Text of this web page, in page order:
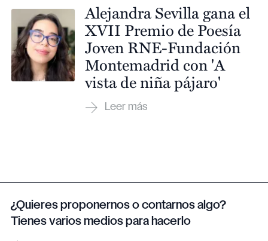
Alejandra Sevilla gana el
XVII Premio de Poesía
Joven RNE-Fundación
Montemadrid con 'A
vista de niña pájaro'
¿Quieres proponernos o contarnos algo?
Tienes varios medios para hacerlo